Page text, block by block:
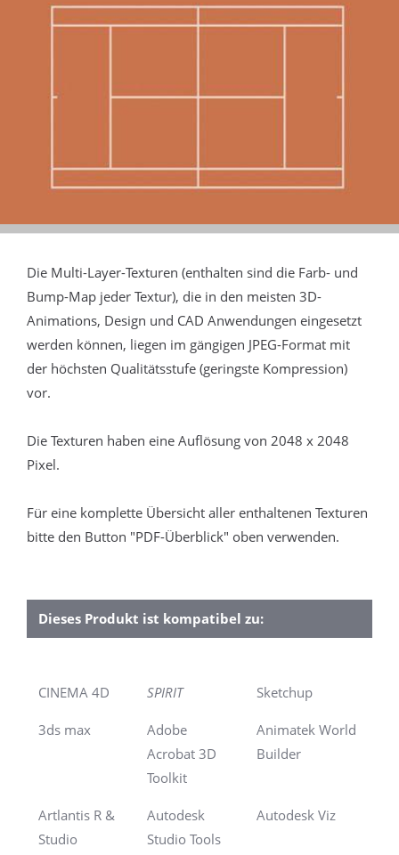
Die Multi-Layer-Texturen (enthalten sind die Farb- und
Bump-Map jeder Textur), die in den meisten 3D-
Animations, Design und CAD Anwendungen eingesetzt
werden können, liegen im gängigen JPEG-Format mit
der höchsten Qualitätsstufe (geringste Kompression)
vor.
Die Texturen haben eine Auflösung von 2048 x 2048
Pixel.
Für eine komplette Übersicht aller enthaltenen Texturen
bitte den Button "PDF-Überblick" oben verwenden.
Dieses Produkt ist kompatibel zu:
CINEMA 4D SPIRIT Sketchup
3ds max
Adobe
Acrobat 3D
Toolkit
Animatek World
Builder
Artlantis R &
Studio
Autodesk
Studio Tools
Autodesk Viz